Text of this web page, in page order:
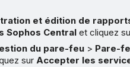
et édition de
Sophos Central et cliquez
du pare-feu > Pare-
surAccepter les